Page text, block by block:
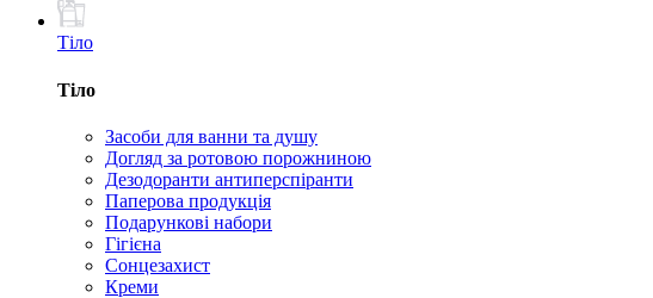
Тіло
Тіло
Засоби для ванни та душу
Догляд за ротовою порожниною
Дезодоранти антиперспіранти
Паперова продукція
Подарункові набори
Гігієна
Сонцезахист
Креми